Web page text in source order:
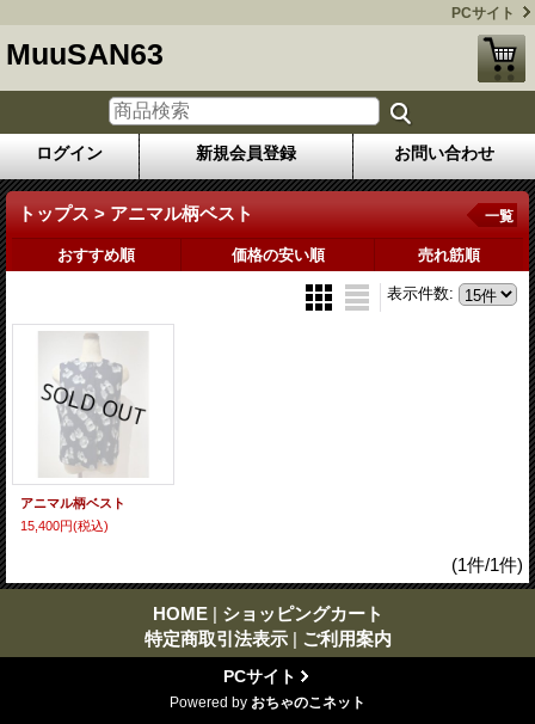
PCサイト
MuuSAN63
ログイン 新規会員登録 お問い合わせ
トップス > アニマル柄ベスト 一覧
おすすめ順 価格の安い順 売れ筋順
表示件数:
アニマル柄ベスト
15,400円(税込)
(1件/1件)
HOME | ショッピングカート
特定商取引法表示 | ご利用案内
PCサイト
Powered by おちゃのこネット